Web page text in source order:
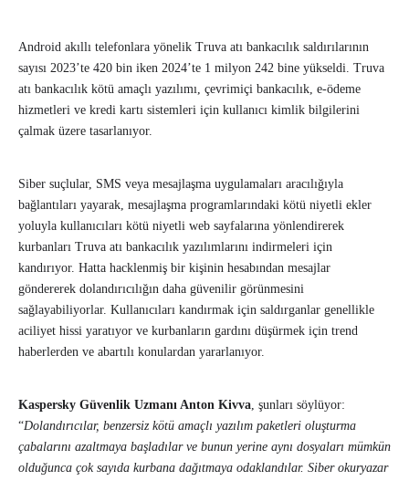
Android akıllı telefonlara yönelik Truva atı bankacılık saldırılarının
sayısı 2023’te 420 bin iken 2024’te 1 milyon 242 bine yükseldi. Truva
atı bankacılık kötü amaçlı yazılımı, çevrimiçi bankacılık, e-ödeme
hizmetleri ve kredi kartı sistemleri için kullanıcı kimlik bilgilerini
çalmak üzere tasarlanıyor.
Siber suçlular, SMS veya mesajlaşma uygulamaları aracılığıyla
bağlantıları yayarak, mesajlaşma programlarındaki kötü niyetli ekler
yoluyla kullanıcıları kötü niyetli web sayfalarına yönlendirerek
kurbanları Truva atı bankacılık yazılımlarını indirmeleri için
kandırıyor. Hatta hacklenmiş bir kişinin hesabından mesajlar
göndererek dolandırıcılığın daha güvenilir görünmesini
sağlayabiliyorlar. Kullanıcıları kandırmak için saldırganlar genellikle
aciliyet hissi yaratıyor ve kurbanların gardını düşürmek için trend
haberlerden ve abartılı konulardan yararlanıyor.
Kaspersky Güvenlik Uzmanı Anton Kivva, şunları söylüyor:
“Dolandırıcılar, benzersiz kötü amaçlı yazılım paketleri oluşturma
çabalarını azaltmaya başladılar ve bunun yerine aynı dosyaları mümkün
olduğunca çok sayıda kurbana dağıtmaya odaklandılar. Siber okuryazar